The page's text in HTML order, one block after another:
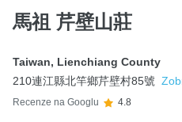
馬祖 芹壁山莊
Taiwan, Lienchiang County
210連江縣北竿鄉芹壁村85號
Recenze na Googlu 4.8